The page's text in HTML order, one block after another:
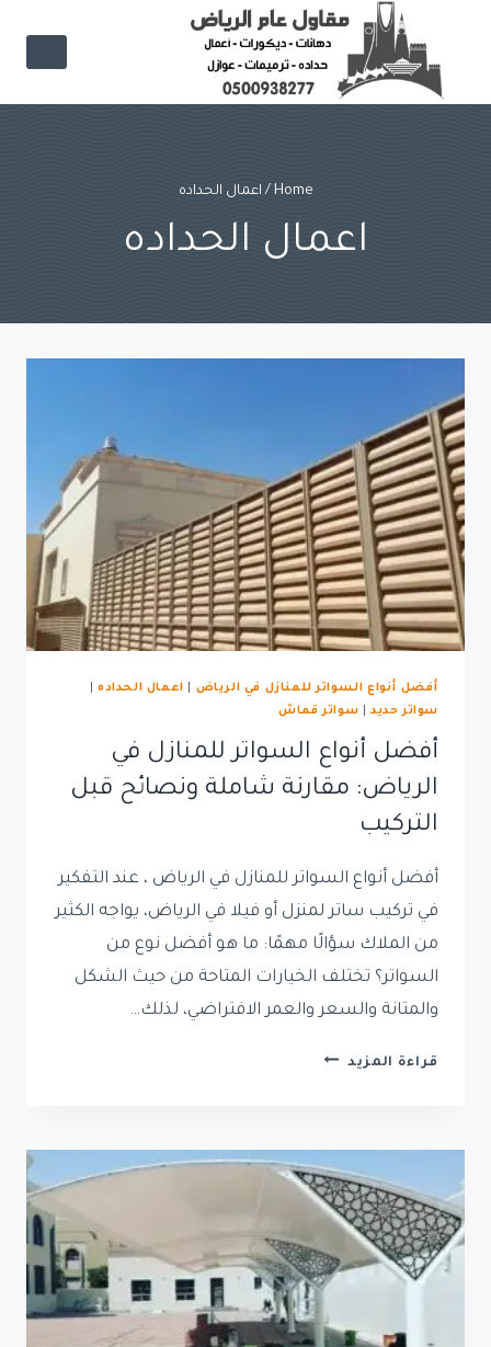
content
Home
/ اعمال الحداده
اعمال الحداده
أفضل أنواع السواتر للمنازل في الرياض اعمال الحداده|
سواتر حديد| سواتر قماش
أفضل أنواع السواتر للمنازل في
الرياض: مقارنة شاملة ونصائح قبل
التركيب
أفضل أنواع السواتر للمنازل في الرياض ، عند التفكير
في تركيب ساتر لمنزل أو فيلا في الرياض، يواجه الكثير
من الملاك سؤالًا مهمًا: ما هو أفضل نوع من
السواتر؟ تختلف الخيارات المتاحة من حيث الشكل
والمتانة والسعر والعمر الافتراضي، لذلك…
قراءة المزيد أفضل
الرياض:
مقارنة
شاملة
ونصائح
قبل
التركيب